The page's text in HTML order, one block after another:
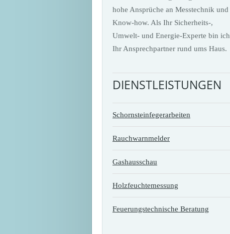
hohe Ansprüche an Messtechnik und
Know-how. Als Ihr Sicherheits-,
Umwelt- und Energie-Experte bin ich
Ihr Ansprechpartner rund ums Haus.
DIENSTLEISTUNGEN
Schornsteinfegerarbeiten
Rauchwarnmelder
Gashausschau
Holzfeuchtemessung
Feuerungstechnische Beratung